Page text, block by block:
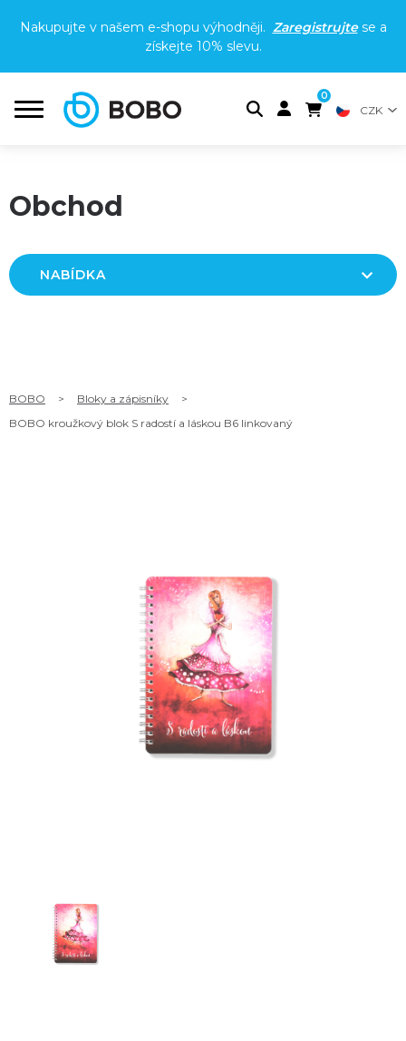
Nakupujte v našem e-shopu výhodněji. Zaregistrujtese a
získejte 10% slevu.
0
CZK
Obchod
NABÍDKA
BOBO > Bloky a zápisníky
>
BOBO kroužkový blok S radostí a láskou B6 linkovaný